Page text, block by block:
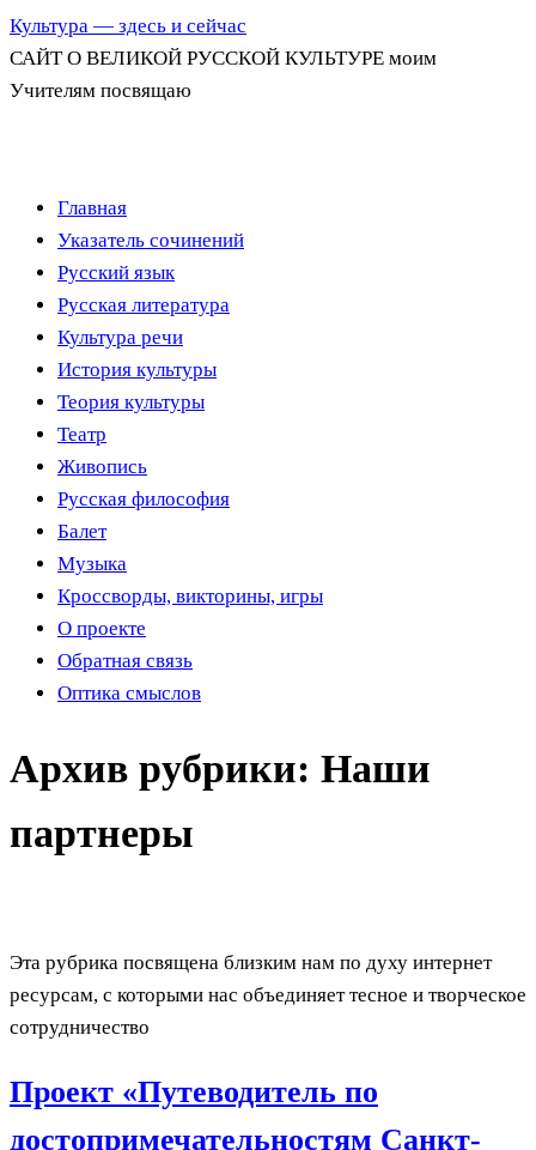
Культура — здесь и сейчас
САЙТ О ВЕЛИКОЙ РУССКОЙ КУЛЬТУРЕ моим
Учителям посвящаю
Перейти
содержимому
Главная
Указатель сочинений
Русский язык
Русская литература
Культура речи
История культуры
Теория культуры
Театр
Живопись
Русская философия
Балет
Музыка
Кроссворды, викторины, игры
О проекте
Обратная связь
Оптика смыслов
Архив рубрики: Наши
партнеры
Эта рубрика посвящена близким нам по духу интернет
ресурсам, с которыми нас объединяет тесное и творческое
сотрудничество
Проект «Путеводитель по
достопримечательностям Санкт-